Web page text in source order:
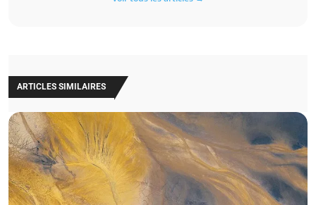
ARTICLES SIMILAIRES